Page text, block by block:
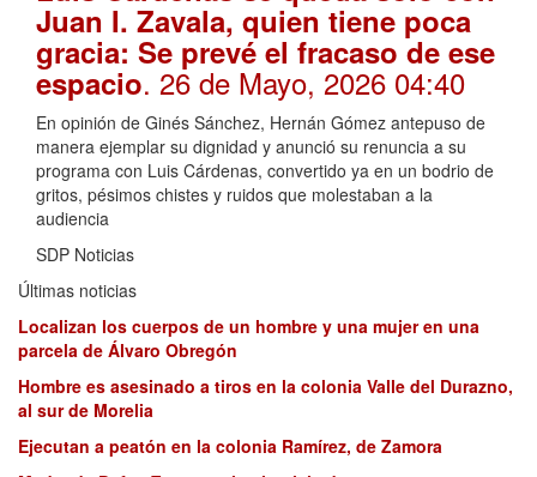
Juan I. Zavala, quien tiene poca
gracia: Se prevé el fracaso de ese
espacio. 26 de Mayo, 2026 04:40
En opinión de Ginés Sánchez, Hernán Gómez antepuso de
manera ejemplar su dignidad y anunció su renuncia a su
programa con Luis Cárdenas, convertido ya en un bodrio de
gritos, pésimos chistes y ruidos que molestaban a la
audiencia
SDP Noticias
Últimas noticias
Localizan los cuerpos de un hombre y una mujer en una
parcela de Álvaro Obregón
Hombre es asesinado a tiros en la colonia Valle del Durazno,
al sur de Morelia
Ejecutan a peatón en la colonia Ramírez, de Zamora